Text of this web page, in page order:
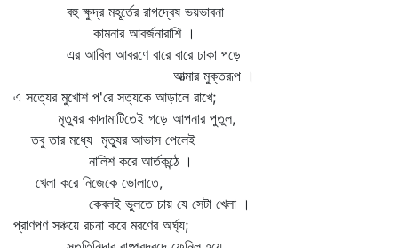
বহু ক্ষুদ্র মহূর্তের রাগদ্বেষ ভয়ভাবনা
কামনার আবর্জনারাশি ।
এর আবিল আবরণে বারে বারে ঢাকা পড়ে
আত্মার মুক্তরূপ ।
এ সত্যের মুখোশ প'রে সত্যকে আড়ালে রাখে;
মৃত্যুর কাদামাটিতেই গড়ে আপনার পুতুল,
তবু তার মধ্যে মৃত্যুর আভাস পেলেই
নালিশ করে আর্তকন্ঠে ।
খেলা করে নিজেকে ভোলাতে,
কেবলই ভুলতে চায় যে সেটা খেলা ।
প্রাণপণ সঞ্চয়ে রচনা করে মরণের অর্ঘ্য;